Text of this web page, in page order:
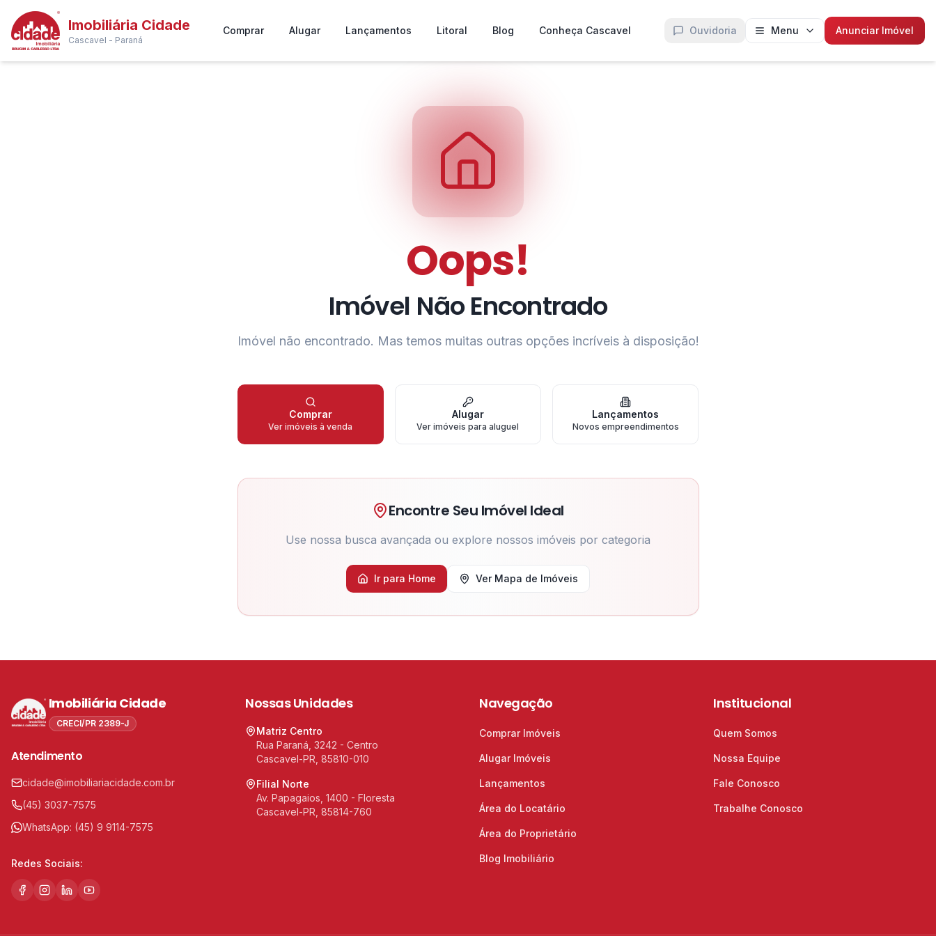
Imobiliária Cidade
Cascavel - Paraná
Comprar Alugar Lançamentos Litoral Blog Conheça Cascavel Ouvidoria Menu Anunciar Imóvel
Oops!
Imóvel Não Encontrado
Imóvel não encontrado. Mas temos muitas outras opções incríveis à disposição!
Comprar
Ver imóveis à venda
Alugar
Ver imóveis para aluguel
Lançamentos
Novos empreendimentos
Encontre Seu Imóvel Ideal
Use nossa busca avançada ou explore nossos imóveis por categoria
Ir para Home Ver Mapa de Imóveis
Imobiliária Cidade
CRECI/PR 2389-J
Atendimento
cidade@imobiliariacidade.com.br
(45) 3037-7575
WhatsApp: (45) 9 9114-7575
Redes Sociais:
Nossas Unidades
Matriz Centro
Rua Paraná, 3242 - Centro
Cascavel-PR, 85810-010
Filial Norte
Av. Papagaios, 1400 - Floresta
Cascavel-PR, 85814-760
Navegação
Comprar Imóveis
Alugar Imóveis
Lançamentos
Área do Locatário
Área do Proprietário
Blog Imobiliário
Institucional
Quem Somos
Nossa Equipe
Fale Conosco
Trabalhe Conosco